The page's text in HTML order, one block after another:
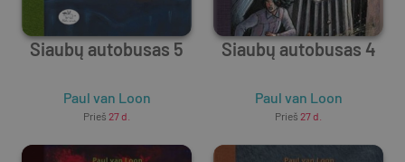
Siaubų autobusas 5
Paul van Loon
Prieš 27 d.
Siaubų autobusas 4
Paul van Loon
Prieš 27 d.